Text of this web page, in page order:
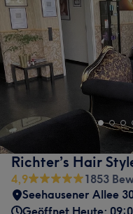
Richter’s Hair
4,9
1853
Seehausener Allee
Geöffnet Heute: